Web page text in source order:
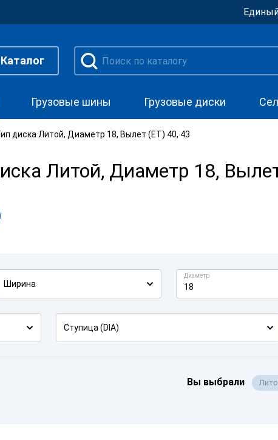
Каталог
Грузовые шины Грузовые диски
диска Литой, Диаметр 18, Вылет (ET) 40, 43
Литой, Диаметр 18,
Ширина
Диаметр
18
Ступица (DIA)
Вы выбрали